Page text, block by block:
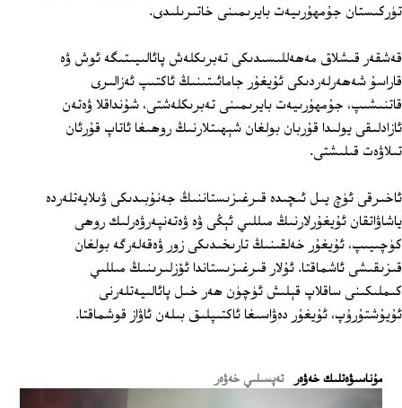
تۈركىستان جۇمھۇرىيەت بايرىمىنى خاتىرىلىدى.
قەشقەر قىشلاق مەھەللىسىدىكى تەبرىكلەش پائالىيىتىگە ئوش ۋە
قاراسۇ شەھەرلەردىكى ئۇيغۇر جامائىتىنىڭ ئاكتىپ ئەزالىرى
قاتنىشىپ، جۇمھۇرىيەت بايرىمىنى تەبرىكلەشتى، شۇنداقلا ۋەتەن
ئازادلىقى يولىدا قۇربان بولغان شېھىتلارنىڭ روھىغا ئاتاپ قۇرئان
تىلاۋەت قىلىشتى.
ئاخىرقى ئۈچ يىل ئىچىدە قىرغىزىستاننىڭ جەنۇبىدىكى ۋىلايەتلەردە
ياشاۋاتقان ئۇيغۇرلارنىڭ مىللىي ئېڭى ۋە ۋەتەنپەرۋەرلىك روھى
كۈچىيىپ، ئۇيغۇر خەلقىنىڭ تارىخىدىكى زور ۋەقەلەرگە بولغان
قىزىقىشى ئاشماقتا. ئۇلار قىرغىزىستاندا ئۆزلىرىنىڭ مىللىي
كىملىكىنى ساقلاپ قېلىش ئۈچۈن ھەر خىل پائالىيەتلەرنى
ئۇيۇشتۇرۇپ، ئۇيغۇر دەۋاسىغا ئاكتىپلىق بىلەن ئاۋاز قوشماقتا.
ﻣﯘﻧﺎﺳﯩﯟﻩﺗﻠﯩﻚ ﺧﻪﯞﻩﺭ تەپسىلىي خەۋەر